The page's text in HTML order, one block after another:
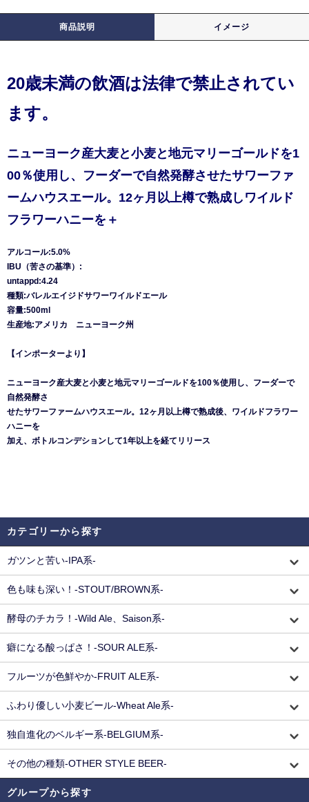
商品説明 イメージ
20歳未満の飲酒は法律で禁止されてい
ます。
ニューヨーク産大麦と小麦と地元マリーゴールドを1
00％使用し、フーダーで自然発酵させたサワーファ
ームハウスエール。12ヶ月以上樽で熟成しワイルド
フラワーハニーを＋
アルコール:5.0%
IBU（苦さの基準）:
untappd:4.24
種類:バレルエイジドサワーワイルドエール
容量:500ml
生産地:アメリカ ニューヨーク州
【インポーターより】
ニューヨーク産大麦と小麦と地元マリーゴールドを100％使用し、フーダーで
自然発酵さ
せたサワーファームハウスエール。12ヶ月以上樽で熟成後、ワイルドフラワー
ハニーを
加え、ボトルコンデションして1年以上を経てリリース
カテゴリーから探す
ガツンと苦い-IPA系-
色も味も深い！-STOUT/BROWN系-
酵母のチカラ！-Wild Ale、Saison系-
癖になる酸っぱさ！-SOUR ALE系-
フルーツが色鮮やか-FRUIT ALE系-
ふわり優しい小麦ビール-Wheat Ale系-
独自進化のベルギー系-BELGIUM系-
その他の種類-OTHER STYLE BEER-
グループから探す